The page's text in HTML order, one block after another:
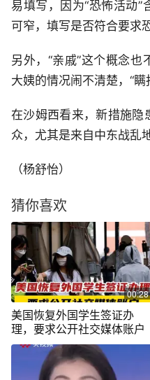
易填写，因为“恐怖活动
可窄，填写是否符合要求
另外，“亲戚”这个概念
大姨的情况闹不清楚，“瞒
在沙姆西看来，新措施隐
众，尤其是来自中东战乱
（杨舒怡）
猜你喜欢
00:28
美国恢复外国学生签证办
理，要求公开社交媒体账户